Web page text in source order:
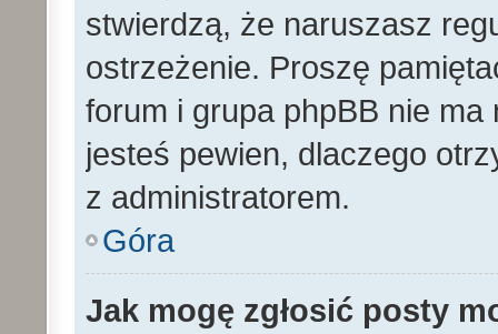
stwierdzą, że naruszasz
ostrzeżenie. Proszę
forum i grupa phpBB nie
jesteś pewien, dlaczego
z administratorem.
Góra
Jak mogę zgłosić posty